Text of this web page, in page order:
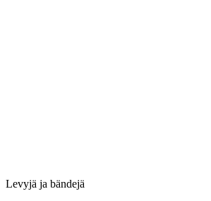
Levyjä ja bändejä